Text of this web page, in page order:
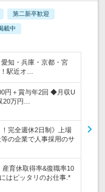
第二新卒歓迎
載中
愛知・兵庫・京都・宮
駅近オ…
円＋賞与年2回 ◆月収U
20万円…
完全週休2日制》上場
の企業で人事採用のサ
産育休取得率&復職率10
はピッタリのお仕事.*